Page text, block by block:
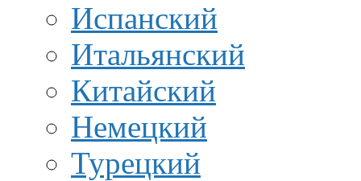
Испанский
Итальянский
Китайский
Немецкий
Турецкий